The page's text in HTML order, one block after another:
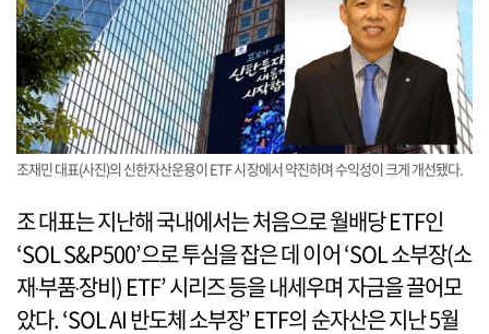
조재민 대표(사진)의 신한자산운용이 ETF 시장에서 약진하며 수익성이 크게 개선됐다.
조 대표는 지난해 국내에서는 처음으로 월배당 ETF인
‘SOL S&P500’으로 투심을 잡은 데 이어 ‘SOL 소부장(소
재‧부품‧장비) ETF’ 시리즈 등을 내세우며 자금을 끌어모
았다. ‘SOL AI 반도체 소부장’ ETF의 순자산은 지난 5월